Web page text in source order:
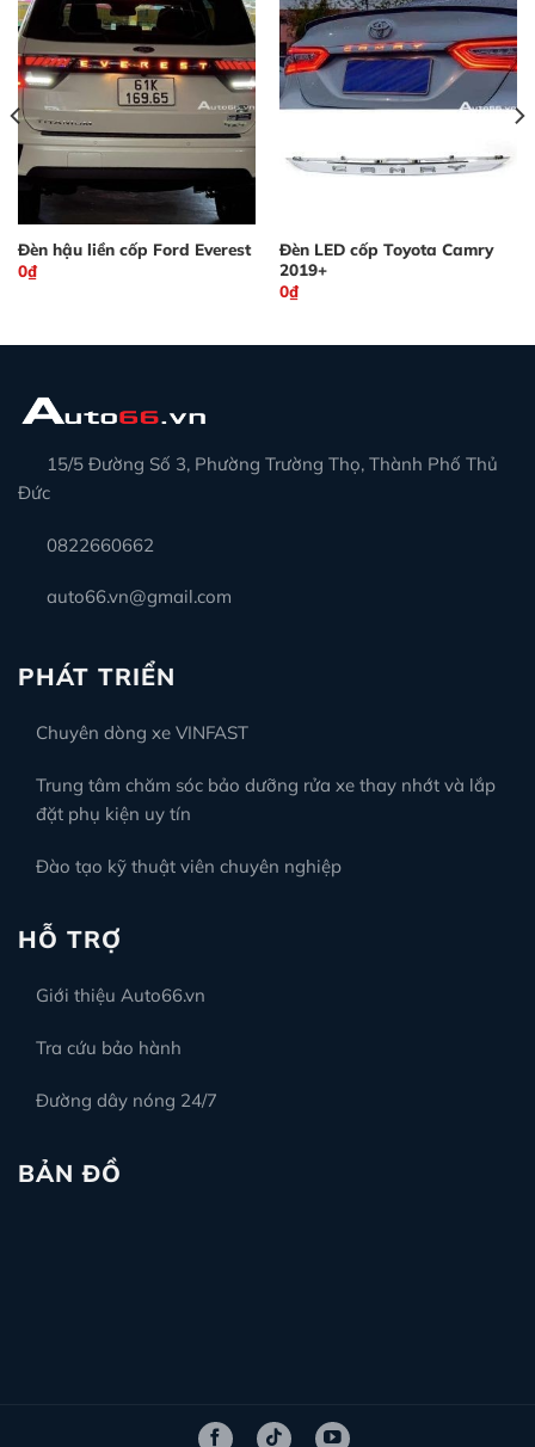
Đèn hậu liền cốp Ford Everest
0₫
Đèn LED cốp Toyota Camry
2019+
0₫
15/5 Đường Số 3, Phường Trường Thọ, Thành Phố Thủ
Đức
0822660662
auto66.vn@gmail.com
PHÁT TRIỂN
Chuyên dòng xe VINFAST
Trung tâm chăm sóc bảo dưỡng rửa xe thay nhớt và lắp
đặt phụ kiện uy tín
Đào tạo kỹ thuật viên chuyên nghiệp
HỖ TRỢ
Giới thiệu Auto66.vn
Tra cứu bảo hành
Đường dây nóng 24/7
BẢN ĐỒ